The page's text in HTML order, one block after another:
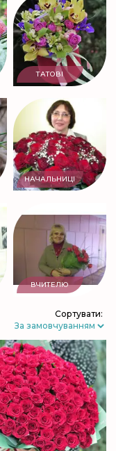
ТАТОВІ
НАЧАЛЬНИЦІ
ВЧИТЕЛЮ
Сортувати: